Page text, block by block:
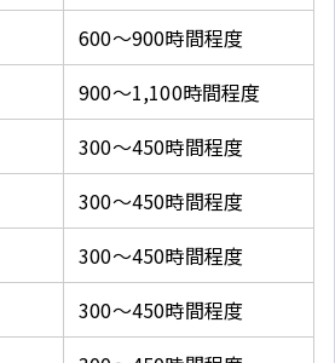
600～900時間程度
900～1,100時間程度
300～450時間程度
300～450時間程度
300～450時間程度
300～450時間程度